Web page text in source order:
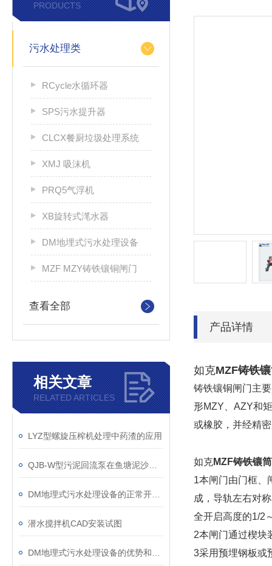
PRODUCTS
污水处理类
RCycle水循环器
SPS污水提升器
CLCX餐厨垃圾处理系统
XMJ 吸沫机
PRQ5气浮机
XB旋转式滗水器
DM地埋式污水处理设备
MZF MZY铸铁镶铜闸门
查看全部
相关文章
RELATED ARTICLES
LYZ型螺旋压榨机处理中药渣的应用
潜水搅拌机CAD安装试图
产品详情
如克MZF铸铁
铸铁镶铜闸门主
形MZY、AZY和
或橡胶，并经精
如克MZF铸铁镶
1本闸门由门框、
成，导轨左右对
全开启高度的1/2
2本闸门通过楔块
3采用预埋钢板或